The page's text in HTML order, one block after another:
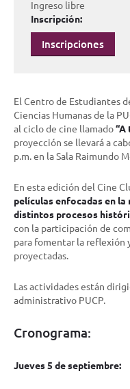
Ingreso libre
Inscripción:
Inscripciones
El Centro de Estudiantes
Ciencias Humanas de la
al ciclo de cine llamado“A
proyección se llevará a
p.m. en la Sala Raimundo
En esta edición del Cine
películas enfocadas en
distintos procesos
con la participación de
para fomentar la reflexión
proyectadas.
Las actividades están
administrativo PUCP.
Cronograma:
Jueves 5 de septiembre: